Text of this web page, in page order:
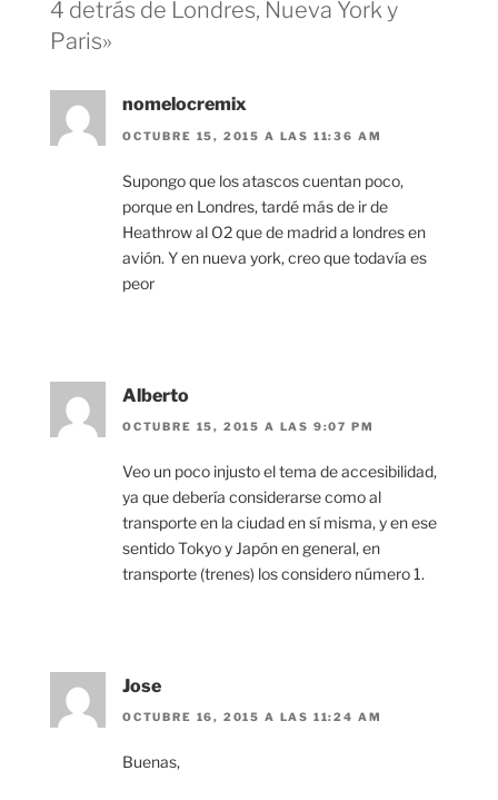
4 detrás de Londres, Nueva York y
Paris»
nomelocremix
OCTUBRE 15, 2015 A LAS 11:36 AM
Supongo que los atascos cuentan poco,
porque en Londres, tardé más de ir de
Heathrow al O2 que de madrid a londres en
avión. Y en nueva york, creo que todavía es
peor
Alberto
OCTUBRE 15, 2015 A LAS 9:07 PM
Veo un poco injusto el tema de accesibilidad,
ya que debería considerarse como al
transporte en la ciudad en sí misma, y en ese
sentido Tokyo y Japón en general, en
transporte (trenes) los considero número 1.
Jose
OCTUBRE 16, 2015 A LAS 11:24 AM
Buenas,